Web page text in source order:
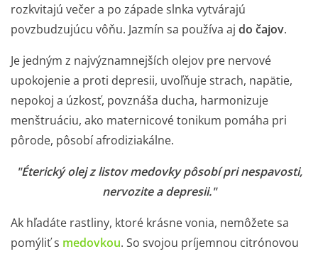
rozkvitajú večer a po západe slnka vytvárajú
povzbudzujúcu vôňu. Jazmín sa používa aj do čajov.
Je jedným z najvýznamnejších olejov pre nervové
upokojenie a proti depresii, uvoľňuje strach, napätie,
nepokoj a úzkosť, povznáša ducha, harmonizuje
menštruáciu, ako maternicové tonikum pomáha pri
pôrode, pôsobí afrodiziakálne.
"Éterický olej z listov medovky pôsobí pri nespavosti,
nervozite a depresii."
Ak hľadáte rastliny, ktoré krásne vonia, nemôžete sa
pomýliť s medovkou. So svojou príjemnou citrónovou